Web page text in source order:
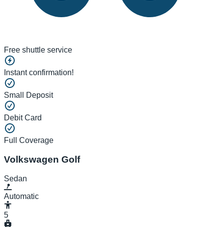
Free shuttle service
Instant confirmation!
Small Deposit
Debit Card
Full Coverage
Volkswagen Golf
Sedan
Automatic
5